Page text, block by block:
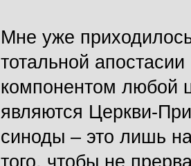
Мне уже
тотальной
компонентом любой
являются Церкви-
синоды – это лишь
того, чтобы не